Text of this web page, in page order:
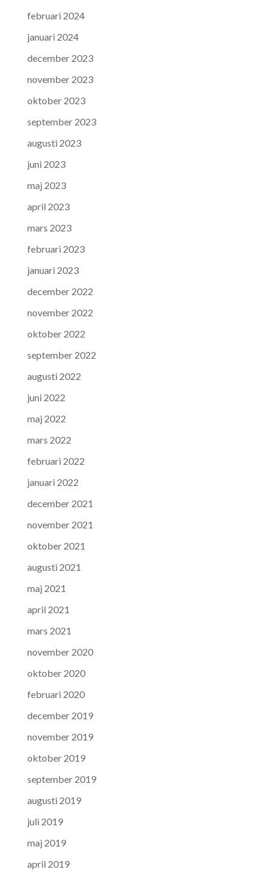
februari 2024
januari 2024
december 2023
november 2023
oktober 2023
september 2023
augusti 2023
juni 2023
maj 2023
april 2023
mars 2023
februari 2023
januari 2023
december 2022
november 2022
oktober 2022
september 2022
augusti 2022
juni 2022
maj 2022
mars 2022
februari 2022
januari 2022
december 2021
november 2021
oktober 2021
augusti 2021
maj 2021
april 2021
mars 2021
november 2020
oktober 2020
februari 2020
december 2019
november 2019
oktober 2019
september 2019
augusti 2019
juli 2019
maj 2019
april 2019